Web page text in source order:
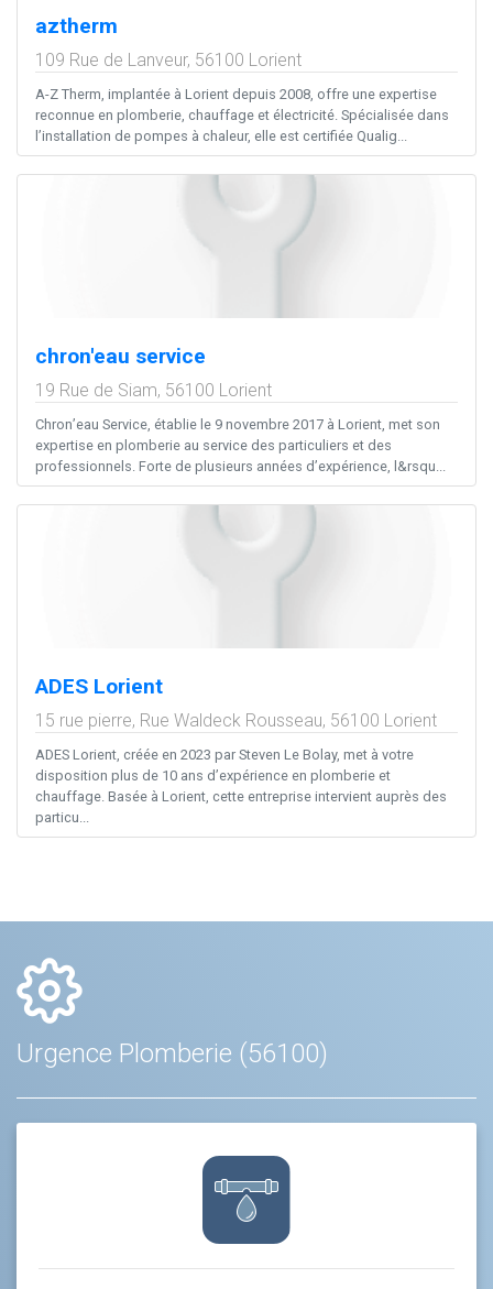
aztherm
109 Rue de Lanveur, 56100 Lorient
A-Z Therm, implantée à Lorient depuis 2008, offre une expertise
reconnue en plomberie, chauffage et électricité. Spécialisée dans
l’installation de pompes à chaleur, elle est certifiée Qualig...
chron'eau service
19 Rue de Siam, 56100 Lorient
Chron’eau Service, établie le 9 novembre 2017 à Lorient, met son
expertise en plomberie au service des particuliers et des
professionnels. Forte de plusieurs années d’expérience, l&rsqu...
ADES Lorient
15 rue pierre, Rue Waldeck Rousseau, 56100 Lorient
ADES Lorient, créée en 2023 par Steven Le Bolay, met à votre
disposition plus de 10 ans d’expérience en plomberie et
chauffage. Basée à Lorient, cette entreprise intervient auprès des
particu...
Urgence Plomberie (56100)